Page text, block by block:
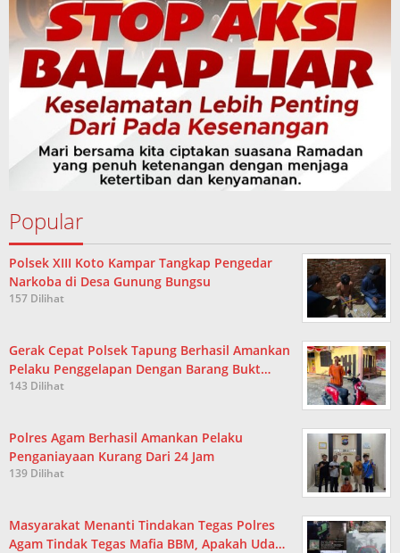
Popular
Polsek XIII Koto Kampar Tangkap Pengedar
Narkoba di Desa Gunung Bungsu
157 Dilihat
Gerak Cepat Polsek Tapung Berhasil Amankan
Pelaku Penggelapan Dengan Barang Bukt…
143 Dilihat
Polres Agam Berhasil Amankan Pelaku
Penganiayaan Kurang Dari 24 Jam
139 Dilihat
Masyarakat Menanti Tindakan Tegas Polres
Agam Tindak Tegas Mafia BBM, Apakah Uda…